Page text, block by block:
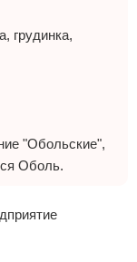
грудинка,
"Обольские",
Оболь.